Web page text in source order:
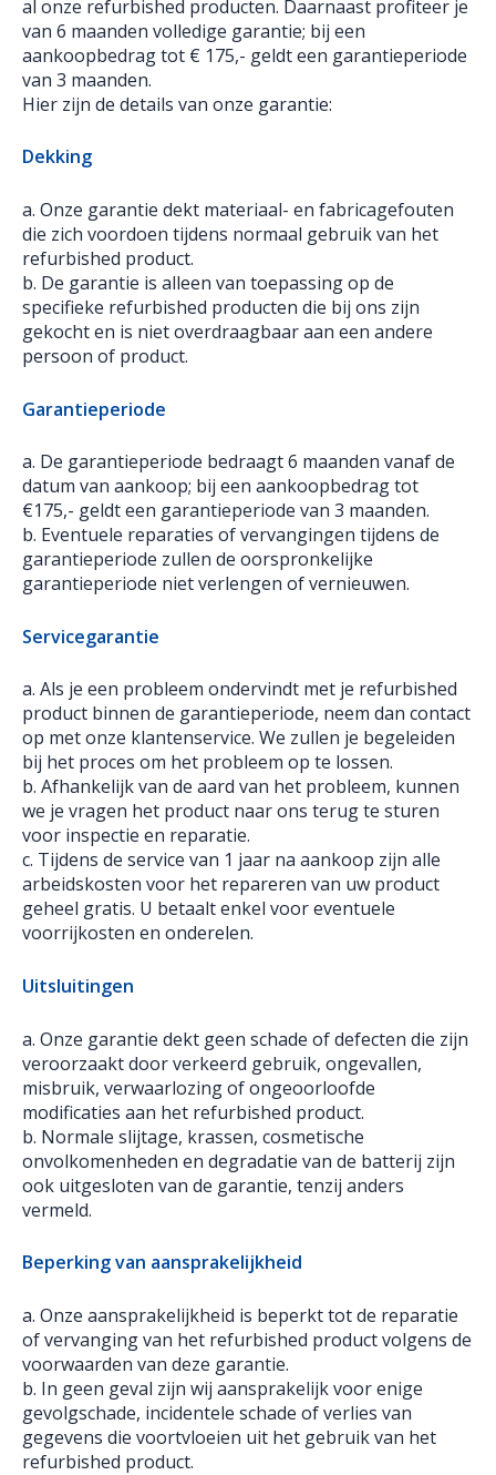
al onze refurbished producten. Daarnaast profiteer je
van 6 maanden volledige garantie; bij een
aankoopbedrag tot € 175,- geldt een garantieperiode
van 3 maanden.
Hier zijn de details van onze garantie:
Dekking
a. Onze garantie dekt materiaal- en fabricagefouten
die zich voordoen tijdens normaal gebruik van het
refurbished product.
b. De garantie is alleen van toepassing op de
specifieke refurbished producten die bij ons zijn
gekocht en is niet overdraagbaar aan een andere
persoon of product.
Garantieperiode
a. De garantieperiode bedraagt 6 maanden vanaf de
datum van aankoop; bij een aankoopbedrag tot
€175,- geldt een garantieperiode van 3 maanden.
b. Eventuele reparaties of vervangingen tijdens de
garantieperiode zullen de oorspronkelijke
garantieperiode niet verlengen of vernieuwen.
Servicegarantie
a. Als je een probleem ondervindt met je refurbished
product binnen de garantieperiode, neem dan contact
op met onze klantenservice. We zullen je begeleiden
bij het proces om het probleem op te lossen.
b. Afhankelijk van de aard van het probleem, kunnen
we je vragen het product naar ons terug te sturen
voor inspectie en reparatie.
c. Tijdens de service van 1 jaar na aankoop zijn alle
arbeidskosten voor het repareren van uw product
geheel gratis. U betaalt enkel voor eventuele
voorrijkosten en onderelen.
Uitsluitingen
a. Onze garantie dekt geen schade of defecten die zijn
veroorzaakt door verkeerd gebruik, ongevallen,
misbruik, verwaarlozing of ongeoorloofde
modificaties aan het refurbished product.
b. Normale slijtage, krassen, cosmetische
onvolkomenheden en degradatie van de batterij zijn
ook uitgesloten van de garantie, tenzij anders
vermeld.
Beperking van aansprakelijkheid
a. Onze aansprakelijkheid is beperkt tot de reparatie
of vervanging van het refurbished product volgens de
voorwaarden van deze garantie.
b. In geen geval zijn wij aansprakelijk voor enige
gevolgschade, incidentele schade of verlies van
gegevens die voortvloeien uit het gebruik van het
refurbished product.